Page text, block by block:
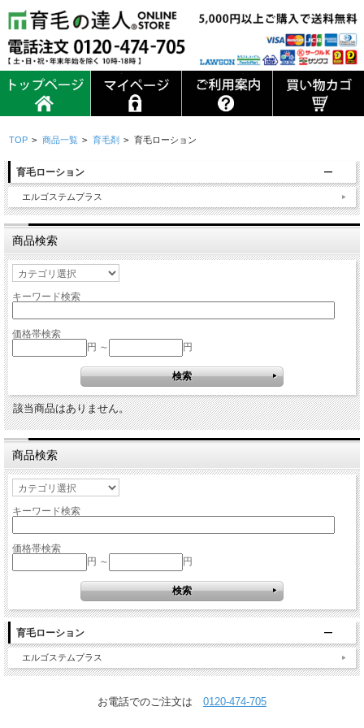
TOP > 商品一覧 > 育毛剤 > 育毛ローション
育毛ローション
エルゴステムプラス
商品検索
キーワード検索
価格帯検索
円 ～
円
該当商品はありません。
商品検索
キーワード検索
価格帯検索
円 ～
円
育毛ローション
エルゴステムプラス
お電話でのご注文は 0120-474-705